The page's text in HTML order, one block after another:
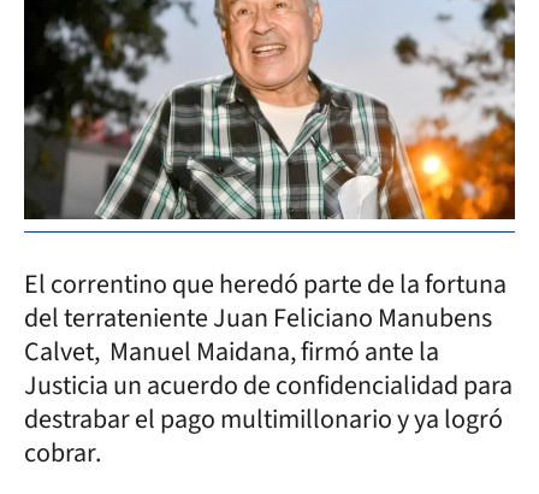
El correntino que heredó parte de la fortuna
del terrateniente Juan Feliciano Manubens
Calvet, Manuel Maidana, firmó ante la
Justicia un acuerdo de confidencialidad para
destrabar el pago multimillonario y ya logró
cobrar.